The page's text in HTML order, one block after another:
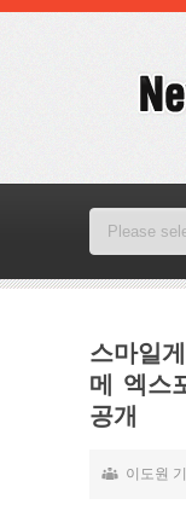
스마일
메 엑스
공개
이도원